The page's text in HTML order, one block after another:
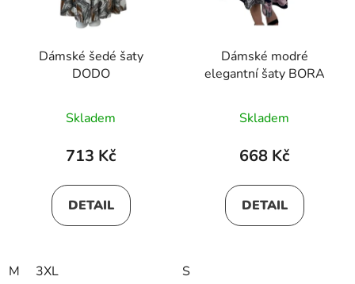
Dámské šedé šaty
DODO
Skladem
713 Kč
DETAIL
M 3XL
Dámské modré
elegantní šaty BORA
Skladem
668 Kč
DETAIL
S